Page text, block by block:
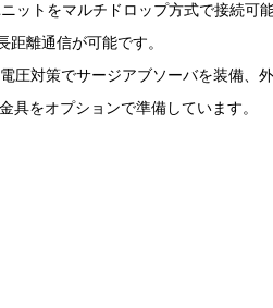
ットをマルチドロップ方式で接続可能
距離通信が可能です。
圧対策でサージアブソーバを装備、
具をオプションで準備しています。